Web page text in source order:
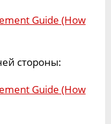
стороны: